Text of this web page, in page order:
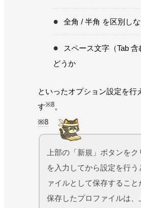
全角 / 半角 を区別し
スペース文字（Tab
どうか
といったオプション設定を行
す※8。
8
上部の「新規」ボタンを
を入力してから設定を行
ァイルとして保存すること
保存したプロファイルは